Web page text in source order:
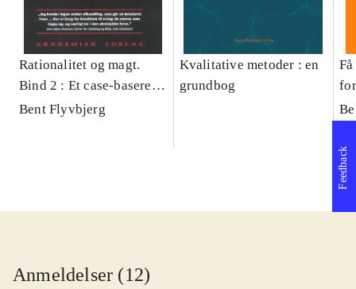
Rationalitet og magt.
Bind 2 : Et case-baseret
studie af planlægning,
Bent Flyvbjerg
Kvalitative metoder : en
grundbog
Anmeldelser (12)
Feedback